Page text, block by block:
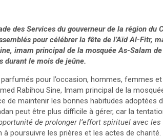
des Services du gouverneur de la région
pour célébrer la fête de l’Aïd Al-Fitr,
imam principal de la mosquée As-Salam
durant le mois de jeûne.
pour l’occasion, hommes, femmes
Rabihou Sine, Imam principal de la
de maintenir les bonnes habitudes adoptées
peut être plus difficile à gérer, car la
de prolonger l’effort spirituel avec
à poursuivre les prières et les actes de charité.